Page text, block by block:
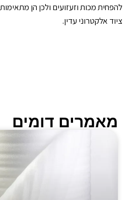
להפחית מכות וזעזועים ולכן הן
ציוד אלקטרוני עדין.
מאמרים דומים